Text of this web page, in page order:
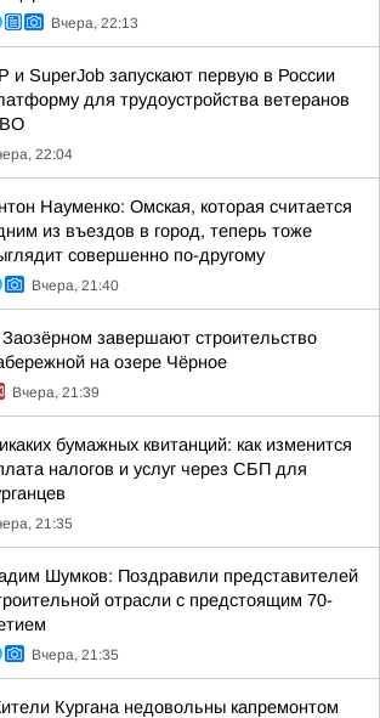
Вчера, 22:13
и SuperJob запускают первую в России
для трудоустройства ветеранов
22:04
Науменко: Омская, которая считается
из въездов в город, теперь тоже
совершенно по-другому
Вчера, 21:40
завершают строительство
на озере Чёрное
Вчера, 21:39
бумажных квитанций: как изменится
налогов и услуг через СБП для
21:35
Шумков: Поздравили представителей
отрасли с предстоящим 70-
Вчера, 21:35
Кургана недовольны капремонтом